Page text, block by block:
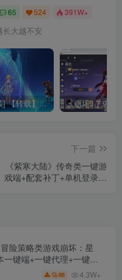
65 524 391W+
长大越不安
[一键安装] 【转载】原神3.4真端服务端+源码+配套客户端+详尽说明+GM工具+源码说明文件
下一篇
《紫寒大陆》传奇类一键游
戏端+配套补丁+单机登录器
险策略类游戏崩坏：星
一键端+一键代理+一键启
88 4.3W+